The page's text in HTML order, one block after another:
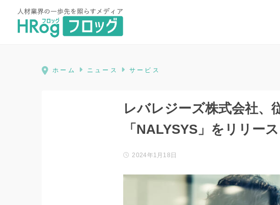
HRog | 人材業界の一歩先を照らすメディア
ホーム ニュース サービス
レバレジーズ株式会社、
「NALYSYS」をリリース
2024年1月18日